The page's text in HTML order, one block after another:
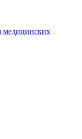
медицинских